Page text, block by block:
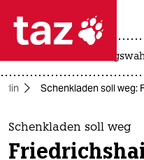
 taz
taz
themen
Schenkladen soll weg:
Schenkladen soll weg